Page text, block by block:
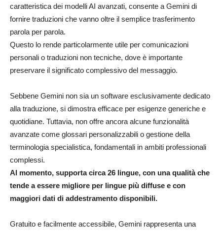
caratteristica dei modelli AI avanzati, consente a Gemini di
fornire traduzioni che vanno oltre il semplice trasferimento
parola per parola.
Questo lo rende particolarmente utile per comunicazioni
personali o traduzioni non tecniche, dove è importante
preservare il significato complessivo del messaggio.
Sebbene Gemini non sia un software esclusivamente dedicato
alla traduzione, si dimostra efficace per esigenze generiche e
quotidiane. Tuttavia, non offre ancora alcune funzionalità
avanzate come glossari personalizzabili o gestione della
terminologia specialistica, fondamentali in ambiti professionali
complessi.
Al momento, supporta circa 26 lingue, con una qualità che
tende a essere migliore per lingue più diffuse e con
maggiori dati di addestramento disponibili.
Gratuito e facilmente accessibile, Gemini rappresenta una